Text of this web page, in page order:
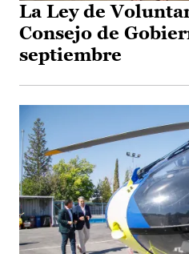
La Ley de
Consejo de
septiembre